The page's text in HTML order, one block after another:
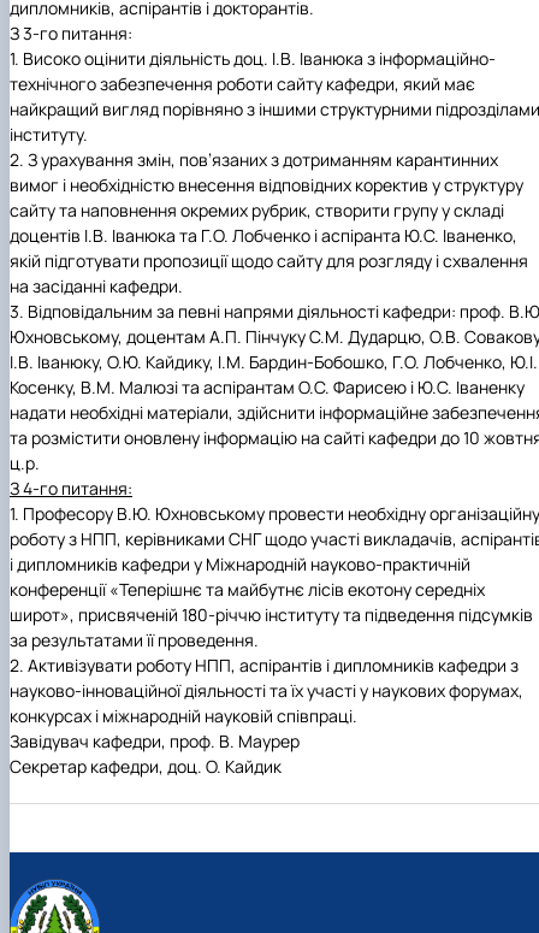
дипломників, аспірантів і докторантів.
З 3-го питання:
1. Високо оцінити діяльність доц. І.В. Іванюка з інформаційно-
технічного забезпечення роботи сайту кафедри, який має
найкращий вигляд порівняно з іншими структурними підрозділами
інституту.
2. З урахування змін, пов’язаних з дотриманням карантинних
вимог і необхідністю внесення відповідних коректив у структуру
сайту та наповнення окремих рубрик, створити групу у складі
доцентів І.В. Іванюка та Г.О. Лобченко і аспіранта Ю.С. Іваненко,
якій підготувати пропозиції щодо сайту для розгляду і схвалення
на засіданні кафедри.
3. Відповідальним за певні напрями діяльності кафедри: проф.
Юхновському, доцентам А.П. Пінчуку С.М. Дударцю, О.В.
І.В. Іванюку, О.Ю. Кайдику, І.М. Бардин-Бобошко, Г.О. Лобченко, Ю.І.
Косенку, В.М. Малюзі та аспірантам О.С. Фарисею і Ю.С. Іваненку
надати необхідні матеріали, здійснити інформаційне
та розмістити оновлену інформацію на сайті кафедри до 10
ц.р.
З 4-го питання:
1. Професору В.Ю. Юхновському провести необхідну організаційну
роботу з НПП, керівниками СНГ щодо участі викладачів,
і дипломників кафедри у Міжнародній науково-практичній
конференції «Теперішнє та майбутнє лісів екотону середніх
широт», присвяченій 180-річчю інституту та підведення підсумків
за результатами її проведення.
2. Активізувати роботу НПП, аспірантів і дипломників кафедри з
науково-інноваційної діяльності та їх участі у наукових форумах,
конкурсах і міжнародній науковій співпраці.
Завідувач кафедри, проф. В. Маурер
Секретар кафедри, доц. О. Кайдик